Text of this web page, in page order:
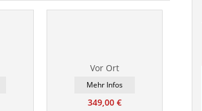
Vor Ort
Mehr Infos
349,00 €